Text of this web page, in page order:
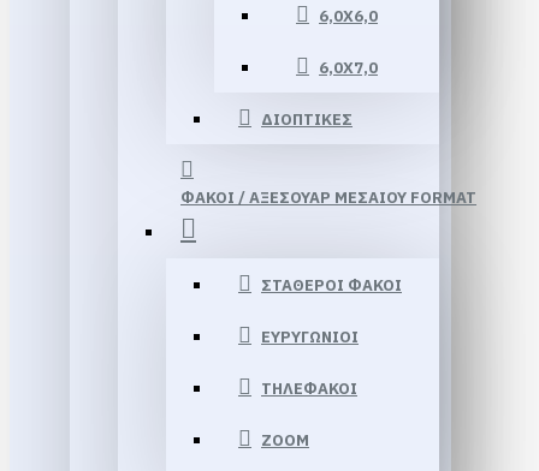
6,0Χ6,0
6,0Χ7,0
ΔΙΟΠΤΙΚΕΣ
ΦΑΚΟΙ / ΑΞΕΣΟΥΑΡ ΜΕΣΑΙΟΥ FORMAT
ΣΤΑΘΕΡΟΙ ΦΑΚΟΙ
ΕΥΡΥΓΩΝΙΟΙ
ΤΗΛΕΦΑΚΟΙ
ΖΟΟΜ